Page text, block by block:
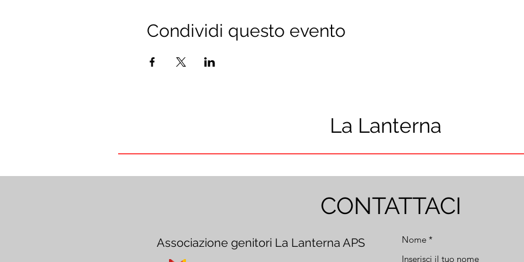
Condividi questo evento
La Lanterna
CONTATTACI
Associazione genitori La Lanterna APS Nome